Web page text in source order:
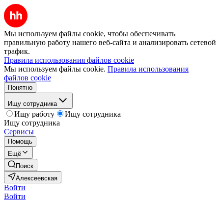
Мы используем файлы cookie, чтобы обеспечивать
правильную работу нашего веб-сайта и анализировать сетевой
трафик.
Правила использования файлов cookie
Мы используем файлы cookie. Правила использования
файлов cookie
Понятно
Ищу сотрудника
Ищу работу
Ищу сотрудника
Ищу сотрудника
Сервисы
Помощь
Ещё
Поиск
Алексеевская
Войти
Войти